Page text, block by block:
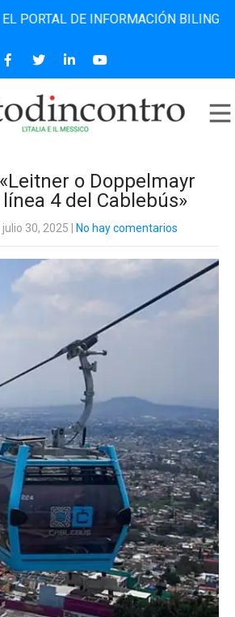
DE INFORMACIÓN BILINGÜE
o Doppelmayr
4 del Cablebús»
| julio 30, 2025 No hay comentarios